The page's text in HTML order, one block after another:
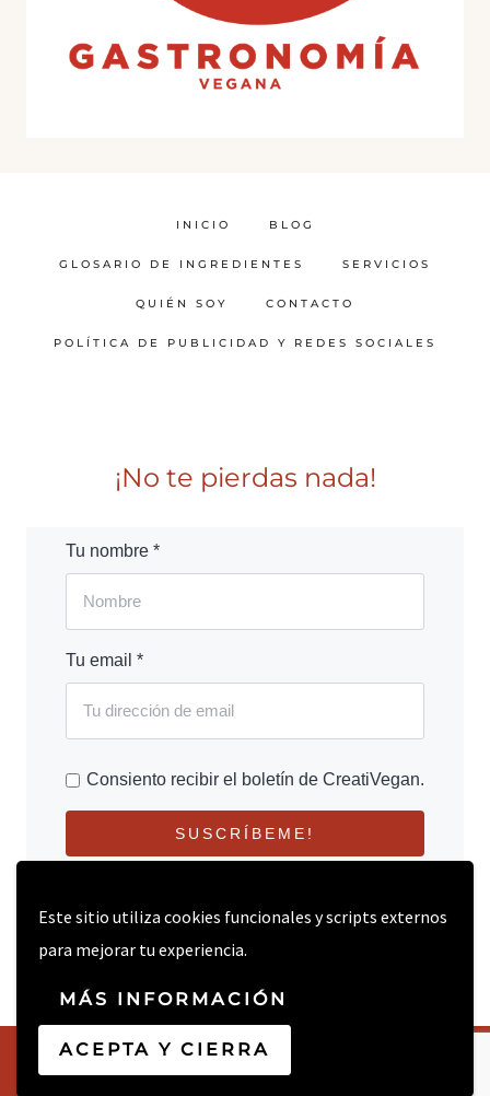
Este sitio utiliza cookies funcionales y scripts externos
para mejorar tu experiencia.
MÁS INFORMACIÓN
ACEPTA Y CIERRA
INICIO BLOG
GLOSARIO DE INGREDIENTES SERVICIOS
QUIÉN SOY CONTACTO
POLÍTICA DE PUBLICIDAD Y REDES SOCIALES
¡No te pierdas nada!
Tu nombre *
Tu email *
Consiento recibir el boletín de CreatiVegan.
SUSCRÍBEME!
© 2026 CREATIVEGAN.NET